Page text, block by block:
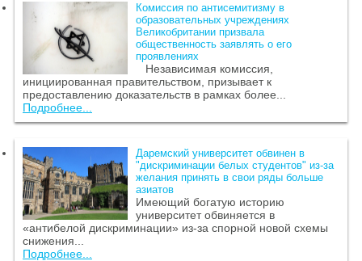
Комиссия по антисемитизму в
образовательных учреждениях
Великобритании призвала
общественность заявлять о его
проявлениях
Независимая комиссия,
инициированная правительством, призывает к
предоставлению доказательств в рамках более...
Подробнее...
Даремский университет обвинен в
"дискриминации белых студентов" из-за
желания принять в свои ряды больше
азиатов
Имеющий богатую историю
университет обвиняется в
«антибелой дискриминации» из-за спорной новой схемы
снижения...
Подробнее...